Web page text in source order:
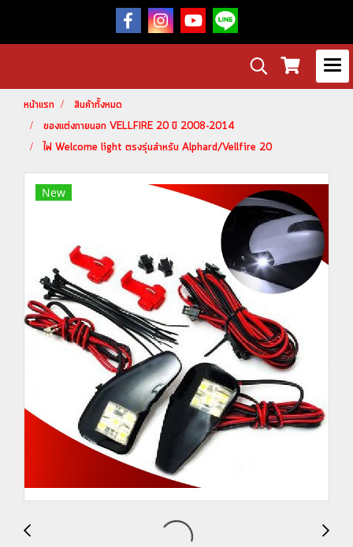
หน้าแรก
สินค้าทั้งหมด
ของแต่งภายนอก VELLFIRE 20 ปี 2008-2014
ไฟ Welcome light ตรงรุ่นสำหรับ Alphard/Vellfire 20
New